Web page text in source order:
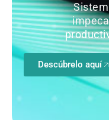
Descúbrelo aquí